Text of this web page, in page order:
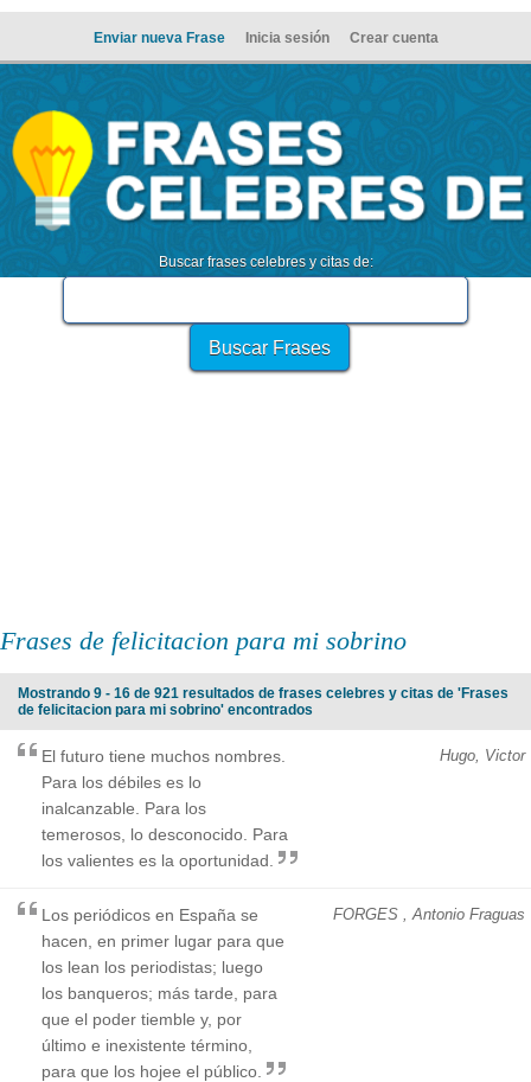
Enviar nueva Frase Inicia sesión Crear cuenta
Buscar frases celebres y citas de:
Frases de felicitacion para mi sobrino
Mostrando 9 - 16 de 921 resultados de frases celebres y citas de 'Frases
de felicitacion para mi sobrino' encontrados
Hugo, Victor
El futuro tiene muchos nombres.
Para los débiles es lo
inalcanzable. Para los
temerosos, lo desconocido. Para
los valientes es la oportunidad.
FORGES , Antonio Fraguas
Los periódicos en España se
hacen, en primer lugar para que
los lean los periodistas; luego
los banqueros; más tarde, para
que el poder tiemble y, por
último e inexistente término,
para que los hojee el público.